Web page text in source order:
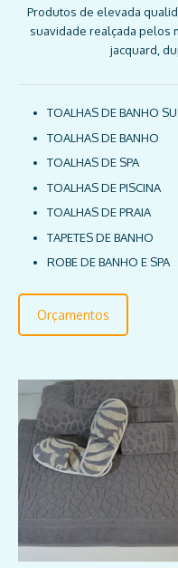
Produtos de elevada
suavidade realçada pelos
jacquard,
TOALHAS DE BANHO
TOALHAS DE BANHO
TOALHAS DE SPA
TOALHAS DE PISCINA
TOALHAS DE PRAIA
TAPETES DE BANHO
ROBE DE BANHO E SPA
Orçamentos